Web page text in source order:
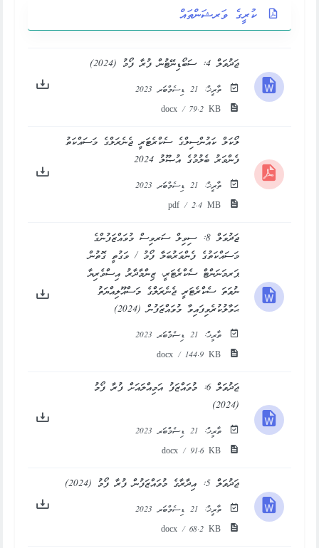
ކުރީގެ ވަރޝަންތައް
ޖަދުވަލް 4: ސަބޯޑިނޭޓުން ފުރާ ފޯމު (2024)
ތާރީޚް: 21 ޑިސެމްބަރ 2023
docx / 79.2 KB
ލޯކަލް ކައުންސިލްގެ ސެކްރެޓަރީ ޖެނެރަލްގެ މަސައްކަތު
ފެންވަރު ބެލުމުގެ އުޞޫލު 2024
ތާރީޚް: 21 ޑިސެމްބަރ 2023
pdf / 2.4 MB
ޖަދުވަލް 8: ސިވިލް ސަރވިސް މުވައްޒަފުންގެ
މަސައްކަތުގެ ފެންވަރުބަލާ ފޯމު / ވަގުތީ ގޮތުން
ޕަރމަނަންޓް ސެކްރެޓަރީ، ޒިންމާދާރު އިސްވެރިޔާ
ނުވަތަ ސެކްރެޓަރީ ޖެނެރަލްގެ މަސްއޫލިއްޔަތު
ޙަވާލުކުރެވިފައިވާ މުވައްޒަފުން (2024)
ތާރީޚް: 21 ޑިސެމްބަރ 2023
docx / 144.9 KB
ޖަދުވަލް 6: މުވައްޒަފު އަމިއްލައަށް ފުރާ ފޯމު
(2024)
ތާރީޚް: 21 ޑިސެމްބަރ 2023
docx / 91.6 KB
ޖަދުވަލް 5: އިދާރާގެ މުވައްޒަފުން ފުރާ ފޯމު (2024)
ތާރީޚް: 21 ޑިސެމްބަރ 2023
docx / 68.2 KB